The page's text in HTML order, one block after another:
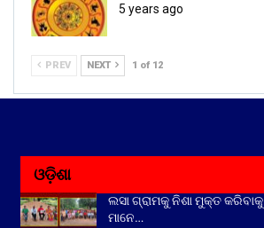
5 years ago
PREV NEXT 1 of 12
ଓଡ଼ିଶା
ଲସା ଗ୍ରାମକୁ ନିଶା ମୁକ୍ତ
ମାନେ…